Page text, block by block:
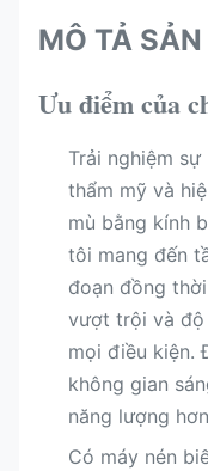
MÔ TẢ
Ưu điểm của
Trải nghiệm
thẩm mỹ và
mù bằng kính
tôi mang đến
đoạn đồng
vượt trội và độ
mọi điều kiện.
không gian
năng lượng
Có máy nén